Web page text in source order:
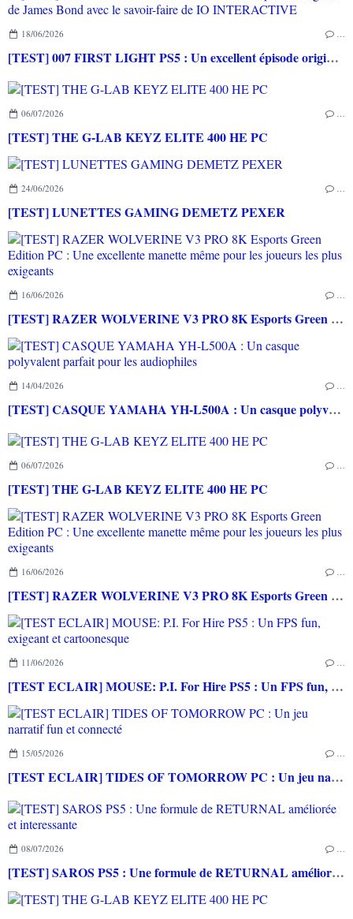
18/06/2026
[TEST] 007 FIRST LIGHT PS5 : Un excellent épisode original de James Bond avec le savoir-faire de IO INTERACTIVE
06/07/2026
[TEST] THE G-LAB KEYZ ELITE 400 HE PC
24/06/2026
[TEST] LUNETTES GAMING DEMETZ PEXER
16/06/2026
[TEST] RAZER WOLVERINE V3 PRO 8K Esports Green Edition PC : Une excellente manette même pour les joueurs les plus exigeants
14/04/2026
[TEST] CASQUE YAMAHA YH-L500A : Un casque polyvalent parfait pour les audiophiles
06/07/2026
[TEST] THE G-LAB KEYZ ELITE 400 HE PC
16/06/2026
[TEST] RAZER WOLVERINE V3 PRO 8K Esports Green Edition PC : Une excellente manette même pour les joueurs les plus exigeants
11/06/2026
[TEST ECLAIR] MOUSE: P.I. For Hire PS5 : Un FPS fun, exigeant et cartoonesque
15/05/2026
[TEST ECLAIR] TIDES OF TOMORROW PC : Un jeu narratif fun et connecté
08/07/2026
[TEST] SAROS PS5 : Une formule de RETURNAL améliorée et interessante